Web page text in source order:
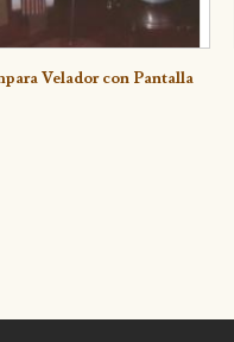
DetalleVelador con Pantalla